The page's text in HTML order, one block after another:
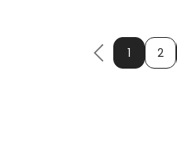
1 2